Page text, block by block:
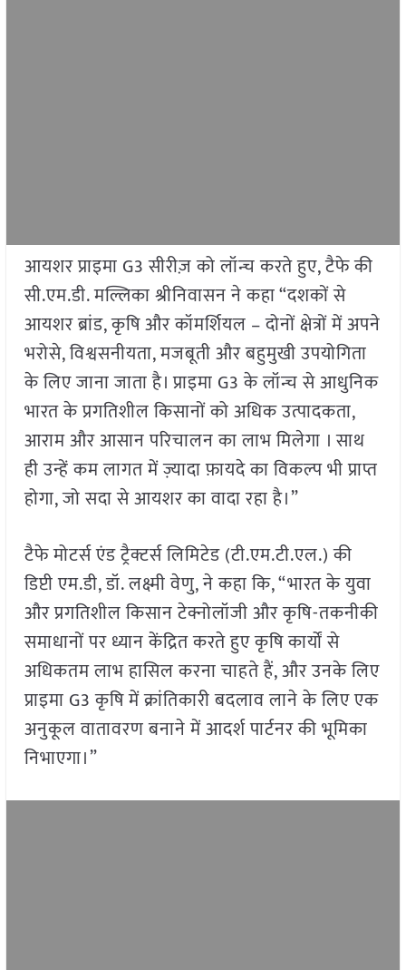
आयशर प्राइमा G3 सीरीज़ को लॉन्च करते हुए, टैफे की
सी.एम.डी. मल्लिका श्रीनिवासन ने कहा “दशकों से
आयशर ब्रांड, कृषि और कॉमर्शियल – दोनों क्षेत्रों में अपने
भरोसे, विश्वसनीयता, मजबूती और बहुमुखी उपयोगिता
के लिए जाना जाता है। प्राइमा G3 के लॉन्च से आधुनिक
भारत के प्रगतिशील किसानों को अधिक उत्पादकता,
आराम और आसान परिचालन का लाभ मिलेगा । साथ
ही उन्हें कम लागत में ज़्यादा फ़ायदे का विकल्प भी प्राप्त
होगा, जो सदा से आयशर का वादा रहा है।”
टैफे मोटर्स एंड ट्रैक्टर्स लिमिटेड (टी.एम.टी.एल.) की
डिप्टी एम.डी, डॉ. लक्ष्मी वेणु, ने कहा कि, “भारत के युवा
और प्रगतिशील किसान टेक्नोलॉजी और कृषि-तकनीकी
समाधानों पर ध्यान केंद्रित करते हुए कृषि कार्यों से
अधिकतम लाभ हासिल करना चाहते हैं, और उनके लिए
प्राइमा G3 कृषि में क्रांतिकारी बदलाव लाने के लिए एक
अनुकूल वातावरण बनाने में आदर्श पार्टनर की भूमिका
निभाएगा।”